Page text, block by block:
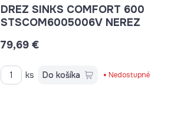
DREZ SINKS COMFORT 600
STSCOM6005006V NEREZ
79,69 €
ks Do košíka Nedostupné